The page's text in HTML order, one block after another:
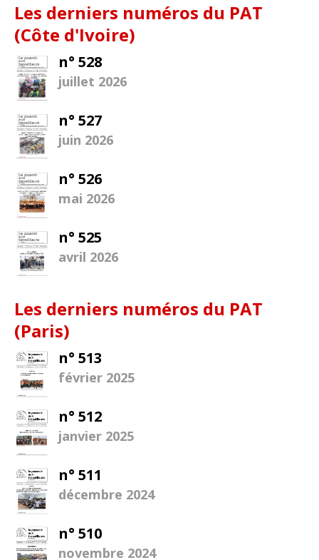
Les derniers numéros du PAT
(Côte d'Ivoire)
n° 528
juillet 2026
n° 527
juin 2026
n° 526
mai 2026
n° 525
avril 2026
Les derniers numéros du PAT
(Paris)
n° 513
février 2025
n° 512
janvier 2025
n° 511
décembre 2024
n° 510
novembre 2024